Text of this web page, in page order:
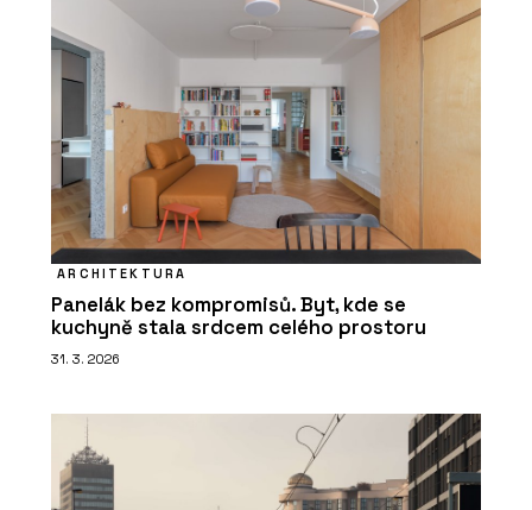
ARCHITEKTURA
Panelák bez kompromisů. Byt, kde se
kuchyně stala srdcem celého prostoru
31. 3. 2026